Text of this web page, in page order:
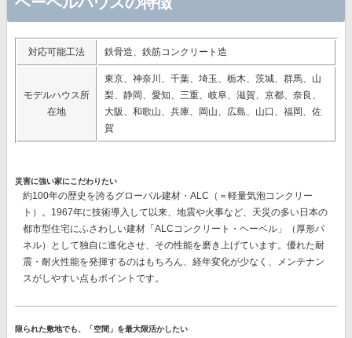
対応可能工法 鉄骨造、鉄筋コンクリート造
モデルハウス所
在地
東京、神奈川、千葉、埼玉、栃木、茨城、群馬、山
梨、静岡、愛知、三重、岐阜、滋賀、京都、奈良、
大阪、和歌山、兵庫、岡山、広島、山口、福岡、佐
賀
災害に強い家にこだわりたい
約100年の歴史を誇るグローバル建材・ALC（＝軽量気泡コンクリー
ト）。1967年に技術導入して以来、地震や火事など、天災の多い日本の
都市型住宅にふさわしい建材 「ALCコンクリート・ヘーベル」（厚形パ
ネル）
として独自に進化させ、その性能を磨き上げています。優れた耐
震・耐火性能を発揮するのはもちろん、経年変化が少なく、メンテナン
スがしやすい点もポイントです。
限られた敷地でも、「空間」を最大限活かしたい